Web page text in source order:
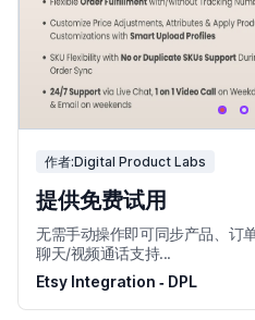
作者:Digital Product Labs
提供免费试用
无需手动操作即可同步产品、订
聊天/视频通话支持...
Etsy Integration ‑ DPL